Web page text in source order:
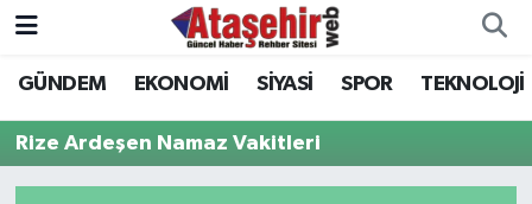
GÜNDEM EKONOMİ SİYASİ SPOR TEKNOLOJİ
Rize Ardeşen Namaz Vakitleri
Hava Durumu
Trafik Durumu